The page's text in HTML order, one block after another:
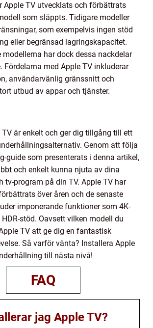
Apple TV utvecklats och förbättrats
som släppts. Tidigare modeller
som exempelvis ingen stöd
eller begränsad lagringskapacitet.
modellerna har dock dessa nackdelar
Fördelarna med Apple TV inkluderar
användarvänlig gränssnitt och
utbud av appar och tjänster.
TV är enkelt och ger dig tillgång till ett
Genom att följa
guide som presenterats i denna artikel,
och enkelt kunna njuta av dina
tv-program på din TV. Apple TV har
över åren och de senaste
imponerande funktioner som 4K-
stöd. Oavsett vilken modell du
TV att ge dig en fantastisk
Så varför vänta? Installera Apple
till nästa nivå!
FAQ
jag Apple TV?